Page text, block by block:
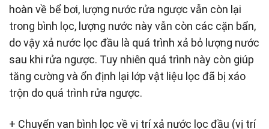
hoàn về bể bơi, lượng nước rửa ngược vẫn còn lại
trong bình lọc, lượng nước này vẫn còn các cặn bẩn,
do vậy xả nước lọc đầu là quá trình xả bỏ lượng nước
sau khi rửa ngược. Tuy nhiên quá trình này còn giúp
tăng cường và ổn định lại lớp vật liệu lọc đã bị xáo
trộn do quá trình rửa ngược.
+ Chuyển van bình lọc về vị trí xả nước lọc đầu (vị trí